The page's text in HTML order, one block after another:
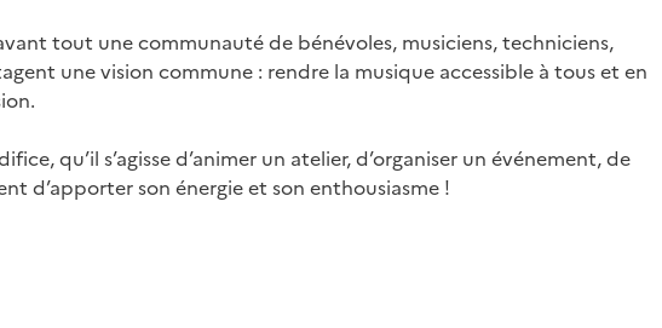
tout une communauté de bénévoles, musiciens, techniciens,
une vision commune : rendre la musique accessible à tous et en
qu’il s’agisse d’animer un atelier, d’organiser un événement, de
d’apporter son énergie et son enthousiasme !